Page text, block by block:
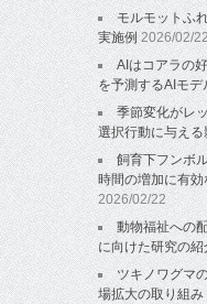
モルモットふ
実施例 2026/02/22
AIはコアラの
を予測するAIモ
季節変化がレ
選択行動に与える
飼育下フンボ
時間の増加に有
2026/02/22
動物福祉への
に向けた研究の紹
ツキノワグマ
場拡大の取り組み